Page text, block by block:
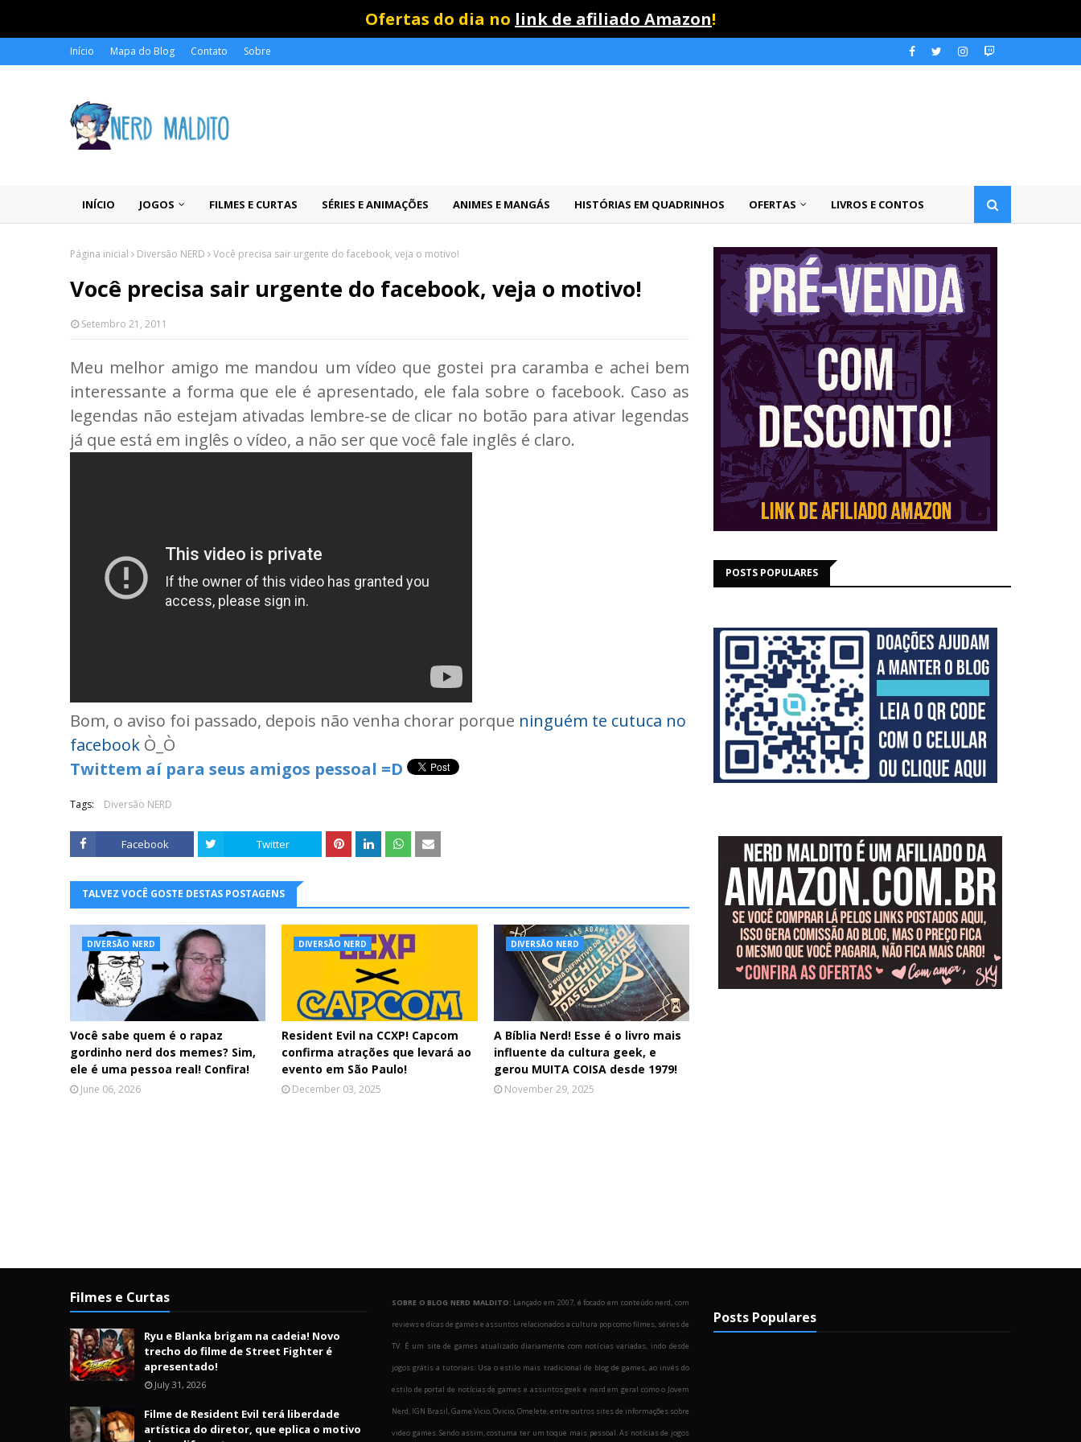
Ofertas do dia no link de afiliado Amazon!
Início Mapa do Blog Contato Sobre
INÍCIO JOGOS FILMES E CURTAS SÉRIES E ANIMAÇÕES ANIMES E MANGÁS HISTÓRIAS EM QUADRINHOS OFERTAS LIVROS E CONTOS
Página inicial Diversão NERD Você precisa sair urgente do facebook, veja o motivo!
Você precisa sair urgente do facebook, veja o motivo!
Setembro 21, 2011
Meu melhor amigo me mandou um vídeo que gostei pra caramba e achei bem
interessante a forma que ele é apresentado, ele fala sobre o facebook. Caso as
legendas não estejam ativadas lembre-se de clicar no botão para ativar legendas
já que está em inglês o vídeo, a não ser que você fale inglês é claro.
Bom, o aviso foi passado, depois não venha chorar porque ninguém te cutuca no
facebook Ò_Ò
Twittem aí para seus amigos pessoal =D
Tags: Diversão NERD
Facebook Twitter
TALVEZ VOCÊ GOSTE DESTAS POSTAGENS
DIVERSÃO NERD
Você sabe quem é o rapaz
gordinho nerd dos memes? Sim,
ele é uma pessoa real! Confira!
June 06, 2026
DIVERSÃO NERD
Resident Evil na CCXP! Capcom
confirma atrações que levará ao
evento em São Paulo!
December 03, 2025
DIVERSÃO NERD
A Bíblia Nerd! Esse é o livro mais
influente da cultura geek, e
gerou MUITA COISA desde 1979!
November 29, 2025
POSTS POPULARES
Filmes e Curtas
Ryu e Blanka brigam na cadeia! Novo
trecho do filme de Street Fighter é
apresentado!
July 31, 2026
Filme de Resident Evil terá liberdade
artística do diretor, que eplica o motivo
SOBRE O BLOG NERD MALDITO: Lançado em 2007, é focado em conteúdo nerd, com
reviews e dicas de games e assuntos relacionados a cultura pop como filmes, séries de
TV. É um site de games atualizado diariamente com notícias variadas, indo desde
jogos grátis a tutoriais. Usa o estilo mais tradicional de blog de games, ao invés do
estilo de portal de notícias de games e assuntos geek e nerd em geral como o Jovem
Nerd, IGN Brasil, Game Vicio, Ovicio, Omelete, entre outros sites de informações sobre
video games. Sendo assim, costuma ter um toque mais pessoal. As notícias de jogos
Posts Populares